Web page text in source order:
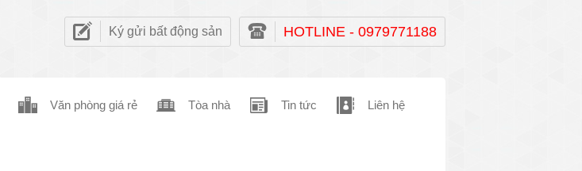
Ký gửi bất động sản HOTLINE - 0979771188
Văn phòng giá rẻ Tòa nhà Tin tức Liên hệ